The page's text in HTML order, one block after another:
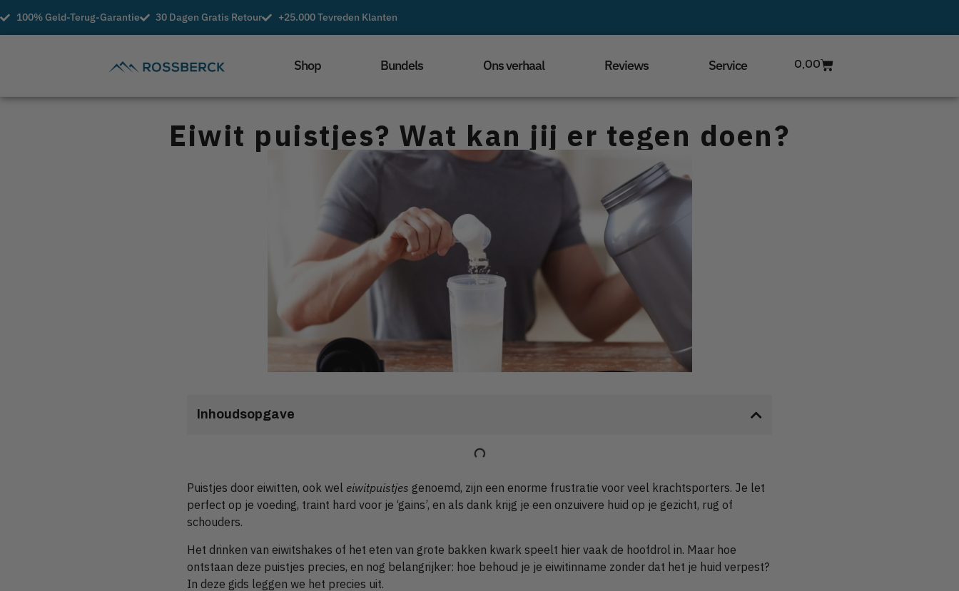
100% Geld-Terug-Garantie 30 Dagen Gratis Retour +25.000 Tevreden Klanten
Shop Bundels Ons verhaal Reviews Service 0,00
Eiwit puistjes? Wat kan jij er tegen doen?
Inhoudsopgave
Puistjes door eiwitten, ook wel eiwitpuistjes genoemd, zijn een enorme frustratie voor veel krachtsporters. Je let
perfect op je voeding, traint hard voor je ‘gains’, en als dank krijg je een onzuivere huid op je gezicht, rug of
schouders.
Het drinken van eiwitshakes of het eten van grote bakken kwark speelt hier vaak de hoofdrol in. Maar hoe
ontstaan deze puistjes precies, en nog belangrijker: hoe behoud je je eiwitinname zonder dat het je huid verpest?
In deze gids leggen we het precies uit.